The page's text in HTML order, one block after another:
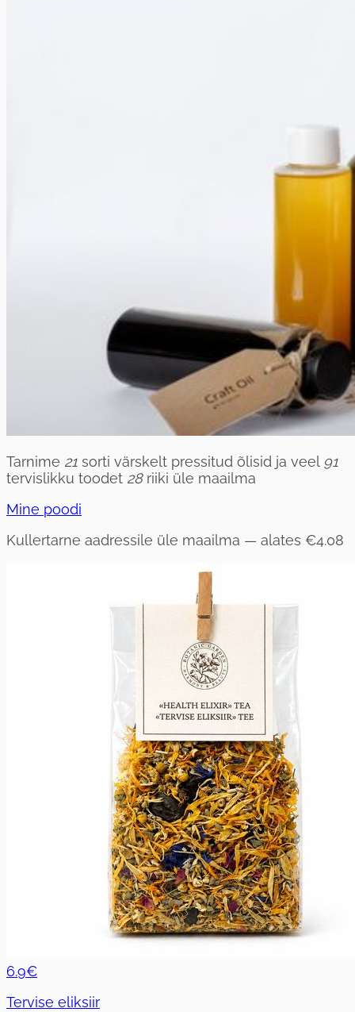
Tarnime 21 sorti värskelt pressitud õlisid ja veel 91
tervislikku toodet 28riiki üle maailma
Mine poodi
Kullertarne aadressile üle maailma — alates €4.08
6.9€
Tervise eliksiir